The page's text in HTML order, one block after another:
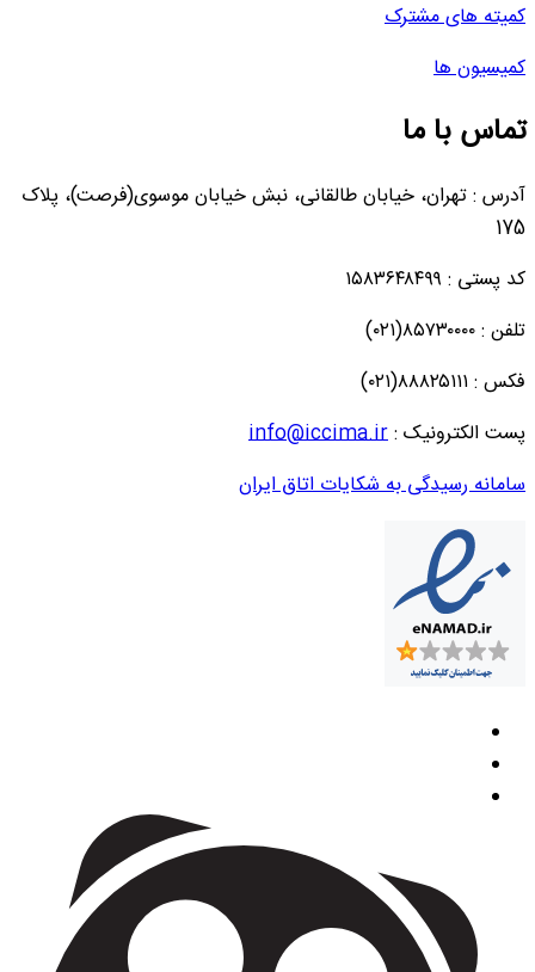
کمیته های مشترک
کمیسیون ها
تماس با ما
آدرس : تهران، خیابان طالقانی، نبش خیابان موسوی(فرصت)، پلاک
175
کد پستی : ۱۵۸۳۶۴۸۴۹۹
تلفن : ۸۵۷۳۰۰۰۰(۰۲۱)
فکس : ۸۸۸۲۵۱۱۱(۰۲۱)
پست الکترونیک :info@iccima.ir
سامانه رسیدگی به شکایات اتاق ایران